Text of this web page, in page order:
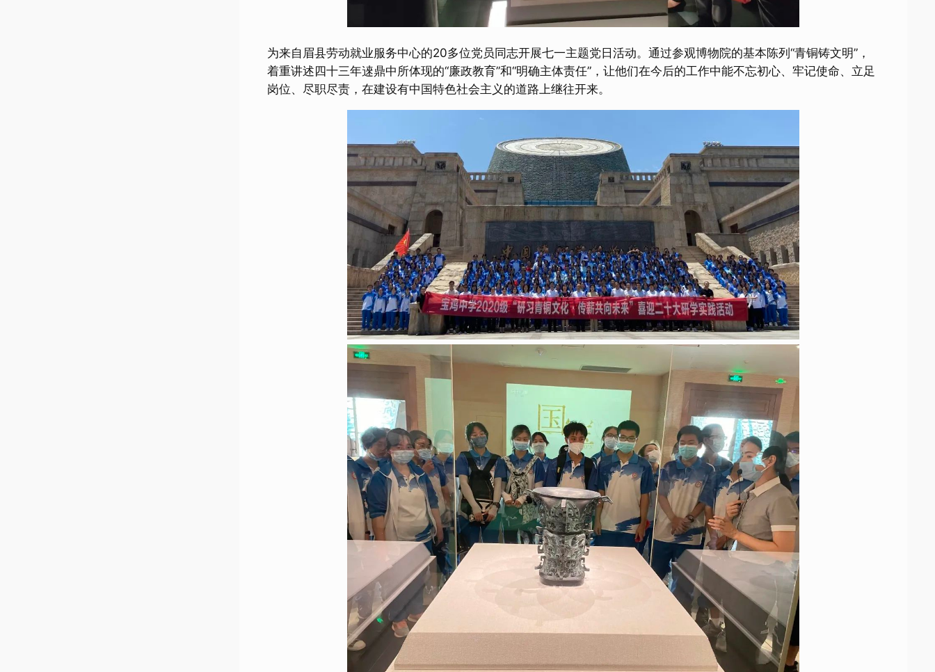
为来自眉县劳动就业服务中心的20多位党员同志开展七一主题党日活动。通过参观博物院的基本陈列“青铜铸文明”，
着重讲述四十三年逨鼎中所体现的“廉政教育”和“明确主体责任”，让他们在今后的工作中能不忘初心、牢记使命、立足
岗位、尽职尽责，在建设有中国特色社会主义的道路上继往开来。